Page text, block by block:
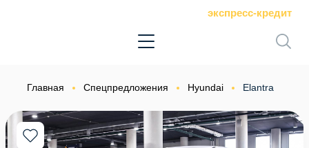
экспресс-кредит
Главная Спецпредложения Hyundai Elantra